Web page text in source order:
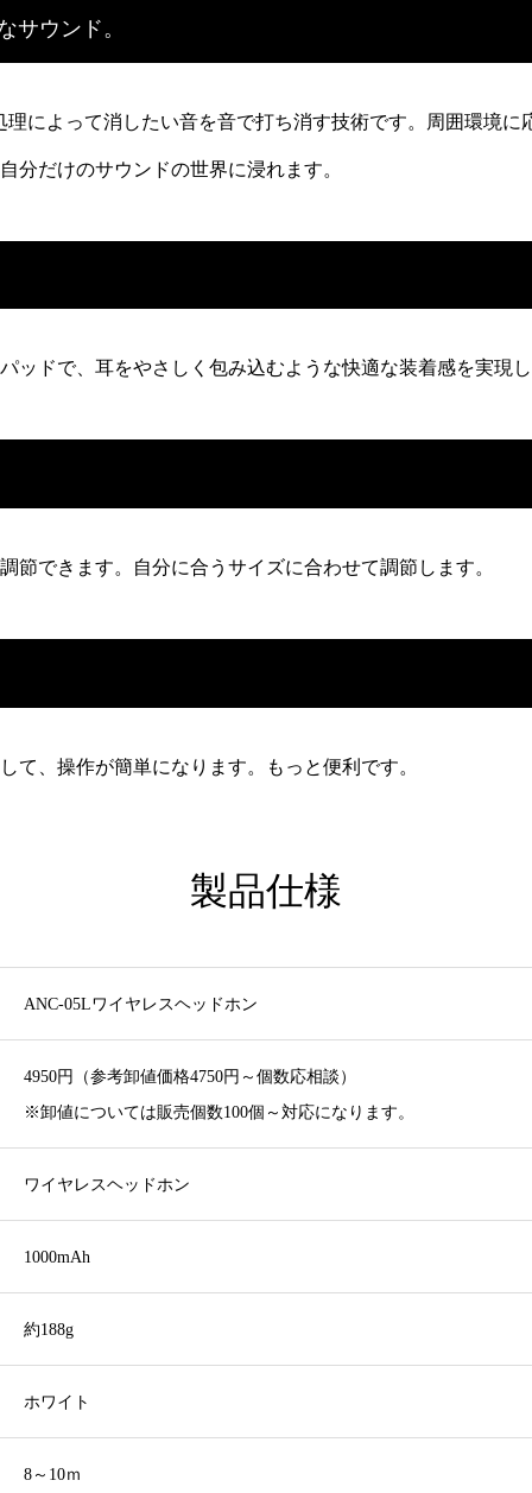
サウンド。
によって消したい音を音で打ち消す技術です。周囲環境に
分だけのサウンドの世界に浸れます。
ッドで、耳をやさしく包み込むような快適な装着感を実現
節できます。自分に合うサイズに合わせて調節します。
て、操作が簡単になります。もっと便利です。
製品仕様
ANC-05Lワイヤレスヘッドホン
4950円（参考卸値価格4750円～個数応相談）
※卸値については販売個数100個～対応になります。
ワイヤレスヘッドホン
1000mAh
約188g
ホワイト
8～10ｍ